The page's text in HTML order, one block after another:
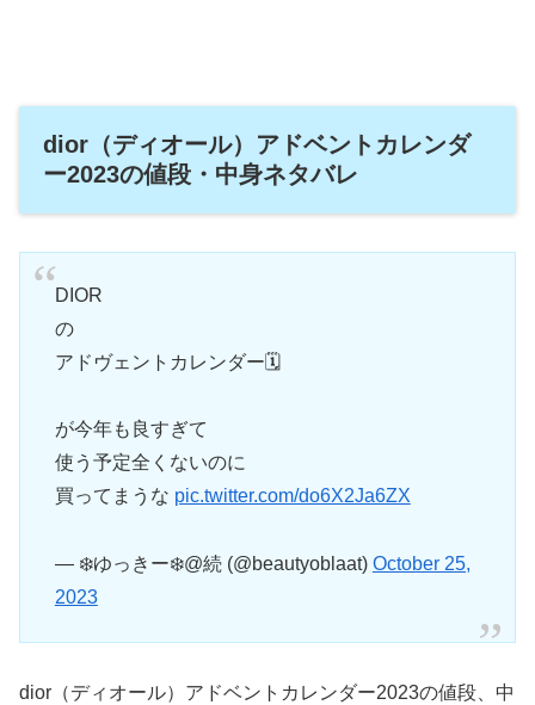
dior（ディオール）アドベントカレンダ
ー2023の値段・中身ネタバレ
DIOR
の
アドヴェントカレンダー🗓️
が今年も良すぎて
使う予定全くないのに
買ってまうな pic.twitter.com/do6X2Ja6ZX
— ❄️ゆっきー❄️@続 (@beautyoblaat) October 25,
2023
dior（ディオール）アドベントカレンダー2023の値段、中